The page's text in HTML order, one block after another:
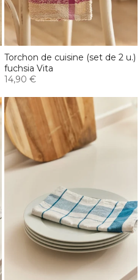
Torchon de cuisine (set de 2 u.)
fuchsia Vita
14,90 €